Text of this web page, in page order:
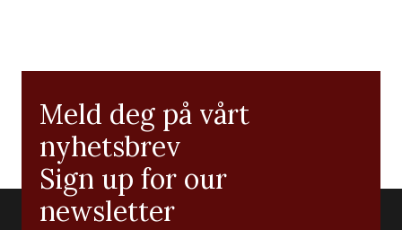
Meld deg på vårt
nyhetsbrev
Sign up for our
newsletter